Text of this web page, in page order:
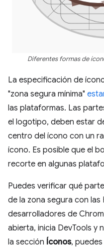
Diferentes formas de
La especificación de
"zona segura mínima"
las plataformas. Las
el logotipo, deben estar
centro del ícono con un
ícono. Es posible que el
recorte en algunas
Puedes verificar qué
de la zona segura con las
desarrolladores de
abierta, inicia DevTools y
la sección Íconos,